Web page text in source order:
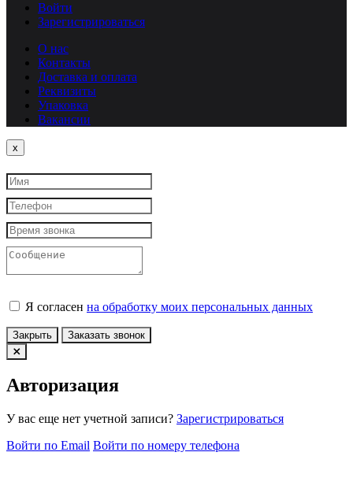
Войти
Зарегистрироваться
О нас
Контакты
Доставка и оплата
Реквизиты
Упаковка
Вакансии
x
Я согласен на обработку моих персональных данных
Закрыть Заказать звонок
Авторизация
У вас еще нет учетной записи? Зарегистрироваться
Войти по Email Войти по номеру телефона